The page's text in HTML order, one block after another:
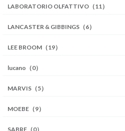
LABORATORIO OLFATTIVO（11）
LANCASTER & GIBBINGS（6）
LEE BROOM（19）
lucano（0）
MARVIS（5）
MOEBE（9）
SABRE（0）